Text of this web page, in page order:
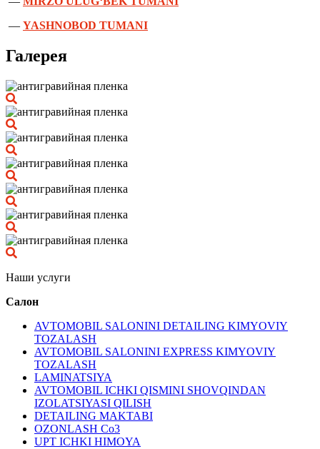
— YASHNOBOD TUMANI
Галерея
Наши услуги
Салон
AVTOMOBIL SALONINI DETAILING KIMYOVIY
TOZALASH
AVTOMOBIL SALONINI EXPRESS KIMYOVIY
TOZALASH
LAMINATSIYA
AVTOMOBIL ICHKI QISMINI SHOVQINDAN
IZOLATSIYASI QILISH
DETAILING MAKTABI
OZONLASH Co3
UPT ICHKI HIMOYA